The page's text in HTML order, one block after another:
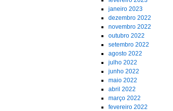
janeiro 2023
dezembro 2022
novembro 2022
outubro 2022
setembro 2022
agosto 2022
julho 2022
junho 2022
maio 2022
abril 2022
março 2022
fevereiro 2022